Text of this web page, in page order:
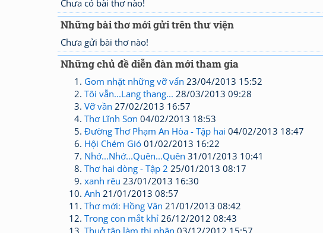
Chưa có bài thơ nào!
Những bài thơ mới gửi trên thư viện
Chưa gửi bài thơ nào!
Những chủ đề diễn đàn mới tham gia
Gom nhặt những vỡ vẩn 23/04/2013 15:52
Tôi vẫn...Lang thang... 28/03/2013 09:28
Vỡ vần 27/02/2013 16:57
Thơ Lĩnh Sơn 04/02/2013 18:53
Đường Thơ Phạm An Hòa - Tập hai 04/02/2013 18:47
Hội Chém Gió 01/02/2013 16:22
Nhớ...Nhớ...Quên...Quên 31/01/2013 10:41
Thơ hai dòng - Tập 2 25/01/2013 08:17
xanh rêu 23/01/2013 16:30
Anh 21/01/2013 08:57
Thơ mới: Hồng Vân 21/01/2013 08:42
Trong con mắt khỉ 26/12/2012 08:43
Thuở tập làm thi nhân 03/12/2012 15:57